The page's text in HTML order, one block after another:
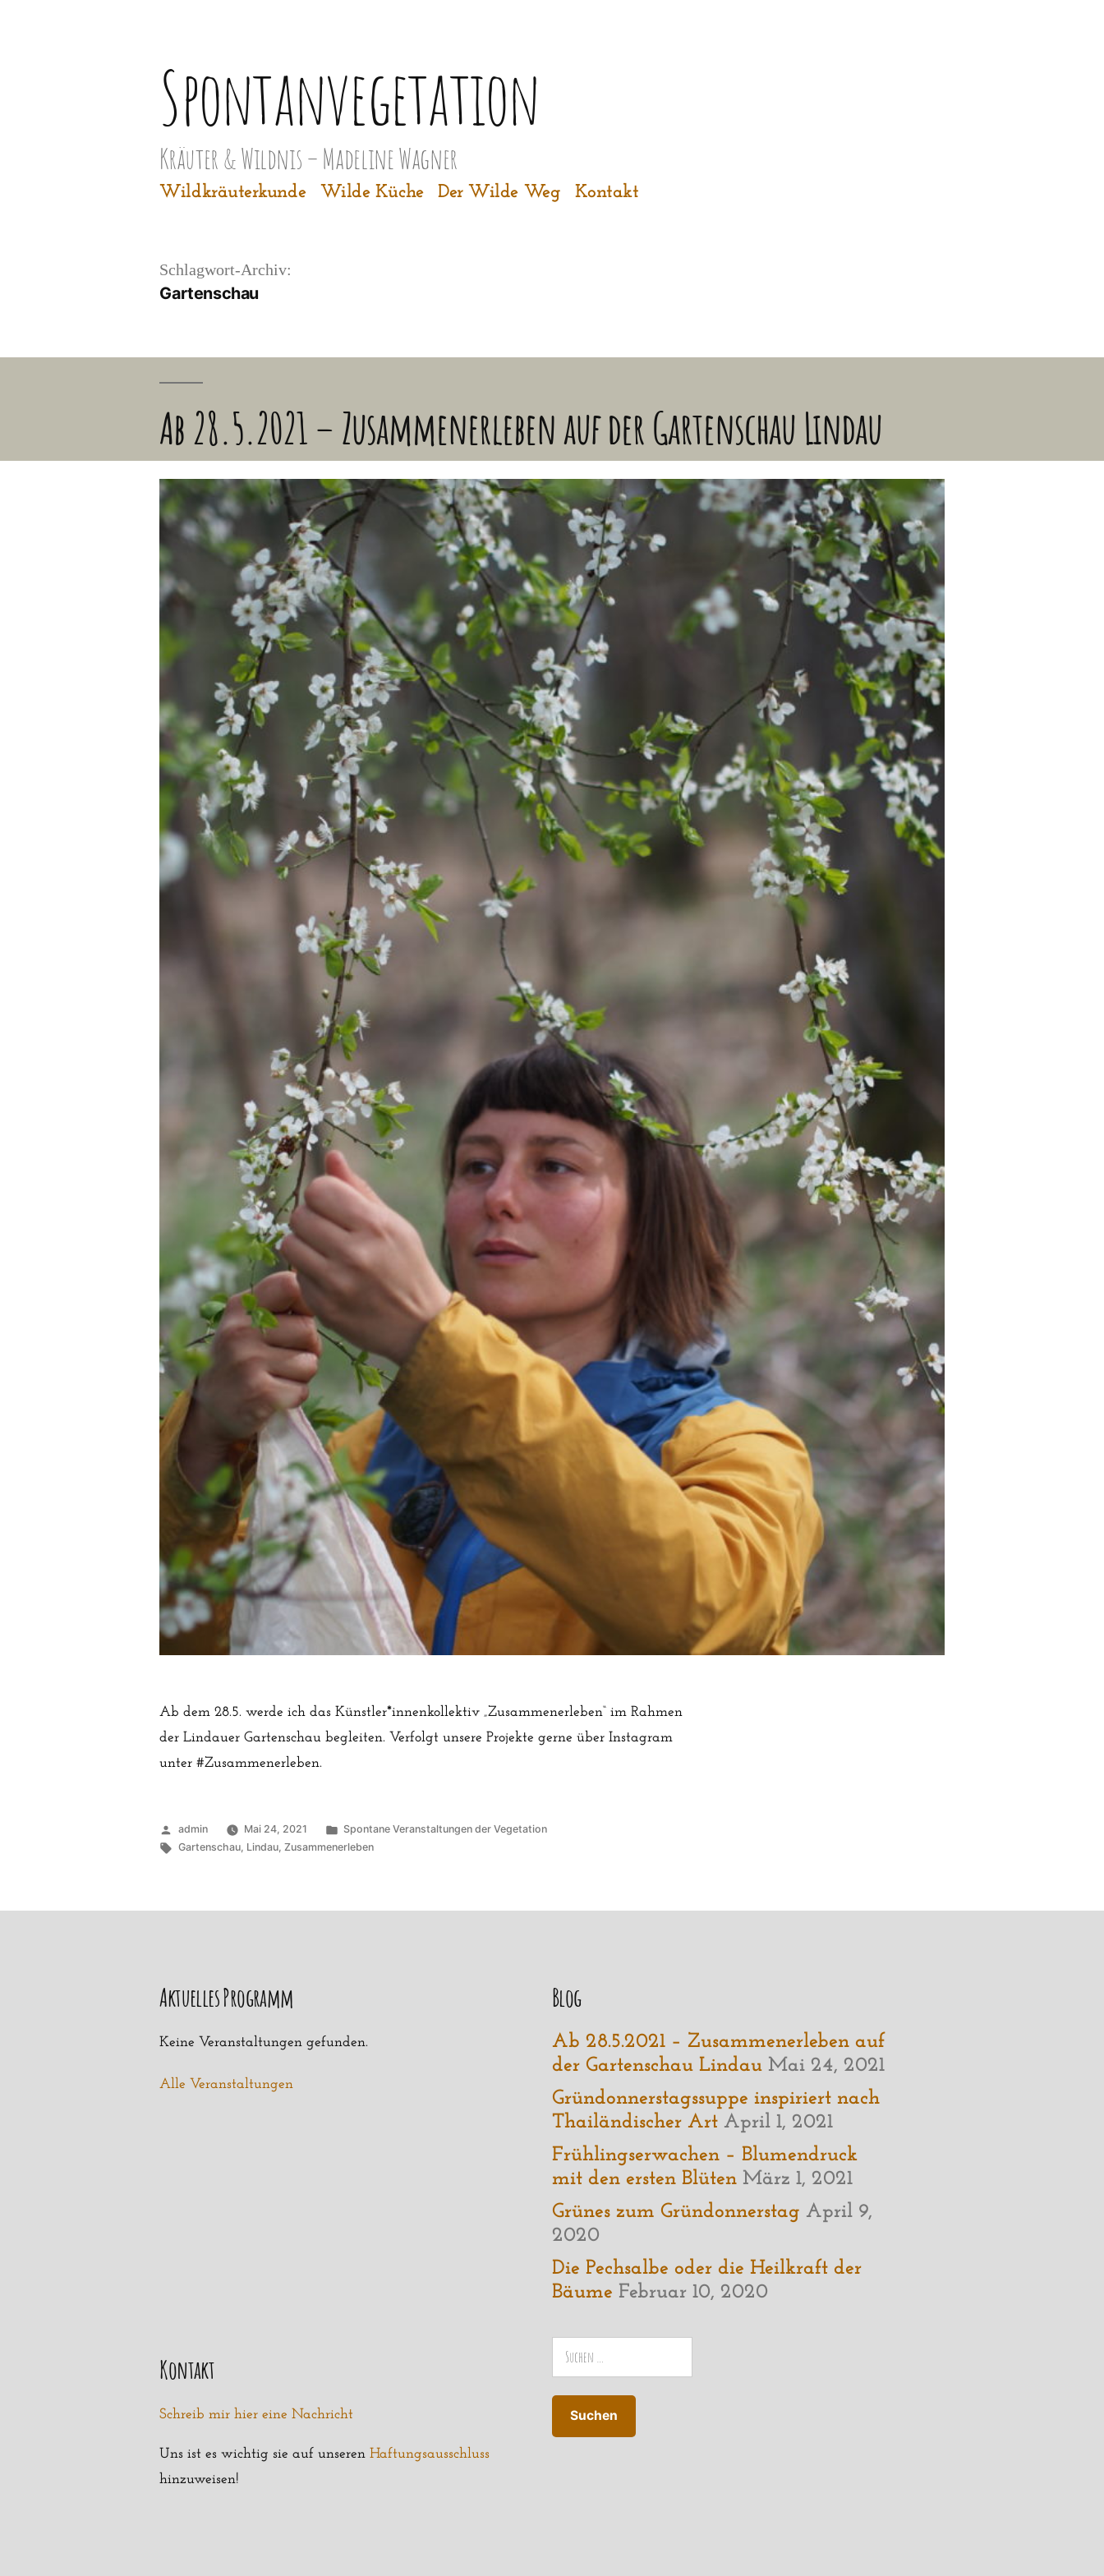
Spontanvegetation
Kräuter & Wildnis – Madeline Wagner
Wildkräuterkunde Wilde Küche Der Wilde Weg Kontakt
Schlagwort-Archiv:
Gartenschau
Ab 28.5.2021 – Zusammenerleben auf der Gartenschau Lindau
Ab dem 28.5. werde ich das Künstler*innenkollektiv „Zusammenerleben“ im Rahmen
der Lindauer Gartenschau begleiten. Verfolgt unsere Projekte gerne über Instagram
unter #Zusammenerleben.
Veröffentlicht
von
admin Mai 24, 2021
Veröffentlicht
unter
Spontane Veranstaltungen der Vegetation
Schlagwörter:
Gartenschau, Lindau, Zusammenerleben
Aktuelles Programm
Keine Veranstaltungen gefunden.
Alle Veranstaltungen
Blog
Ab 28.5.2021 – Zusammenerleben auf
der Gartenschau Lindau Mai 24, 2021
Gründonnerstagssuppe inspiriert nach
Thailändischer Art April 1, 2021
Frühlingserwachen – Blumendruck
mit den ersten Blüten März 1, 2021
Grünes zum Gründonnerstag April 9,
2020
Die Pechsalbe oder die Heilkraft der
Bäume Februar 10, 2020
Kontakt
Schreib mir hier eine Nachricht
Uns ist es wichtig sie auf unserenHaftungsausschluss
hinzuweisen!
Suchen
nach: